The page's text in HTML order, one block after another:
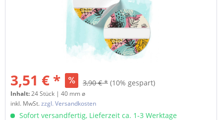
3,51 € * 3,90 € * (10% gespart)
Inhalt:24 Stück | 40 mm ø
inkl. MwSt.zzgl. Versandkosten
Sofort versandfertig, Lieferzeit ca. 1-3 Werktage